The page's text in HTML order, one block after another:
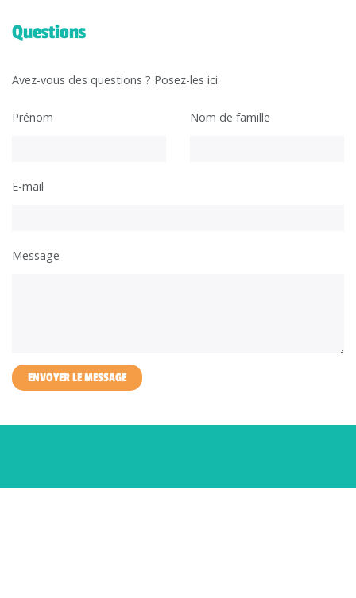
Questions
Avez-vous des questions ? Posez-les ici:
Prénom Nom de famille
E-mail
Message
ENVOYER LE MESSAGE